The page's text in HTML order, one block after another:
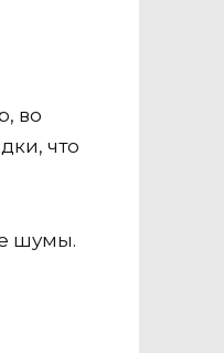
во
что
шумы.